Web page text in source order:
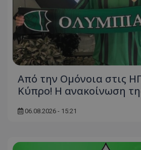
Από την Ομόνοια στις
Κύπρο! Η ανακοίνωση
06.08.2026 - 15:21